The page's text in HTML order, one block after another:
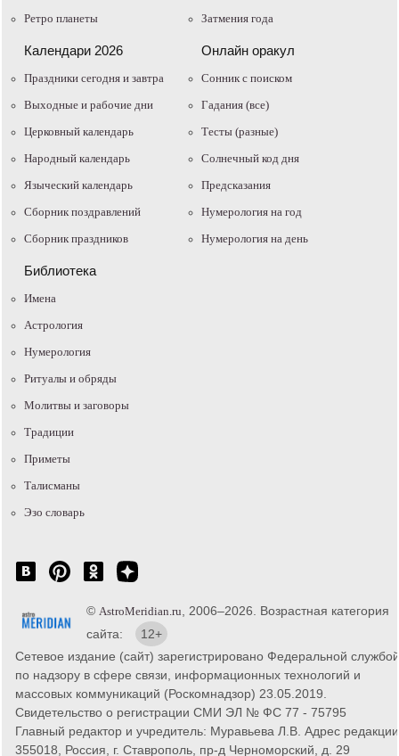
Ретро планеты
Затмения года
Календари 2026
Праздники сегодня и завтра
Выходные и рабочие дни
Церковный календарь
Народный календарь
Языческий календарь
Сборник поздравлений
Сборник праздников
Онлайн оракул
Cонник с поиском
Гадания (все)
Тесты (разные)
Солнечный код дня
Предсказания
Нумерология на год
Нумерология на день
Библиотека
Имена
Астрология
Нумерология
Ритуалы и обряды
Молитвы и заговоры
Традиции
Приметы
Талисманы
Эзо словарь
© AstroMeridian.ru, 2006–2026. Возрастная категория
сайта:
12+
Сетевое издание (сайт) зарегистрировано Федеральной службой
по надзору в сфере связи, информационных технологий и
массовых коммуникаций (Роскомнадзор) 23.05.2019.
Свидетельство о регистрации СМИ ЭЛ № ФС 77 - 75795
Главный редактор и учредитель: Муравьева Л.В. Адрес
355018, Россия, г. Ставрополь, пр-д Черноморский, д. 29